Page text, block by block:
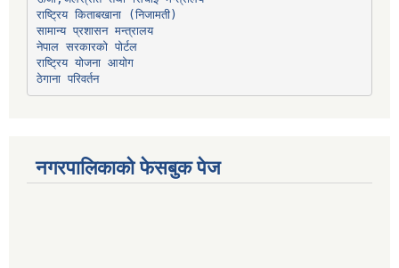
सामान्य प्रशासन मन्त्रालय
नेपाल सरकारको पोर्टल
राष्ट्रिय योजना आयोग
ठेगाना परिवर्तन
नगरपालिकाको फेसबुक पेज